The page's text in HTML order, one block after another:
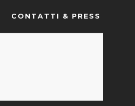
CONTATTI & PRESS